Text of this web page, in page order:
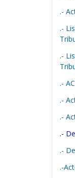
.-
.-
.-
.-
.-
.-
.-
.-
.-